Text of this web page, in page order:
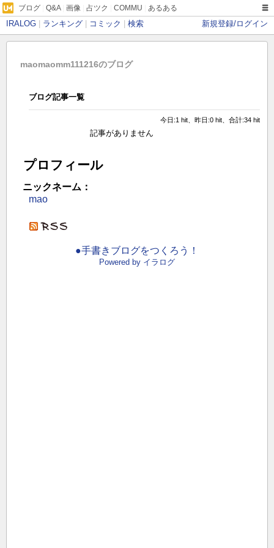
ブログ Q&A| 画像 占ツク COMMU あるある
IRALOG ランキング コミック 検索 新規登録/ログイン
maomaomm111216のブログ
ブログ記事一覧
今日:1 hit、昨日:0 hit、合計:34 hit
記事がありません
プロフィール
ニックネーム：
mao
●手書きブログをつくろう！
Powered by イラログ